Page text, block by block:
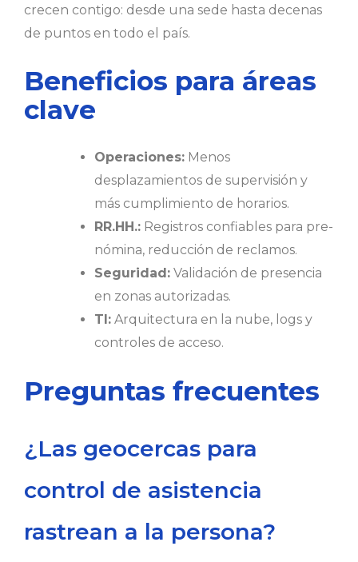
crecen contigo: desde una sede hasta decenas
de puntos en todo el país.
Beneficios para áreas
clave
Operaciones: Menos
desplazamientos de supervisión y
más cumplimiento de horarios.
RR.HH.: Registros confiables para pre-
nómina, reducción de reclamos.
Seguridad: Validación de presencia
en zonas autorizadas.
TI: Arquitectura en la nube, logs y
controles de acceso.
Preguntas frecuentes
¿Las geocercas para
control de asistencia
rastrean a la persona?